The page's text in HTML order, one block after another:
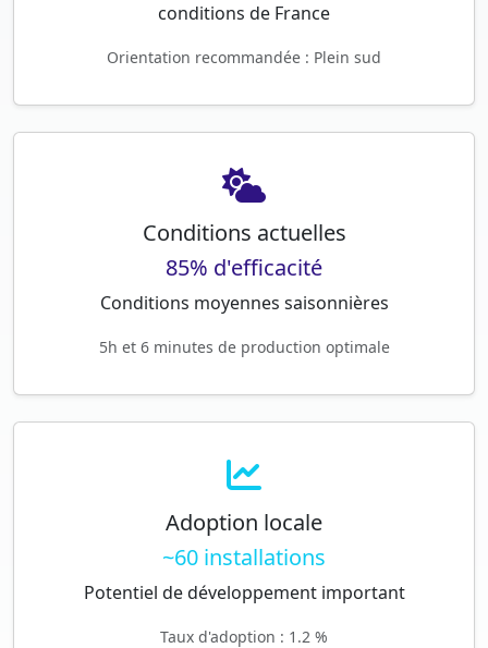
conditions de France
Orientation recommandée : Plein sud
Conditions actuelles
85% d'efficacité
Conditions moyennes saisonnières
5h et 6 minutes de production optimale
Adoption locale
~60 installations
Potentiel de développement important
Taux d'adoption : 1.2 %